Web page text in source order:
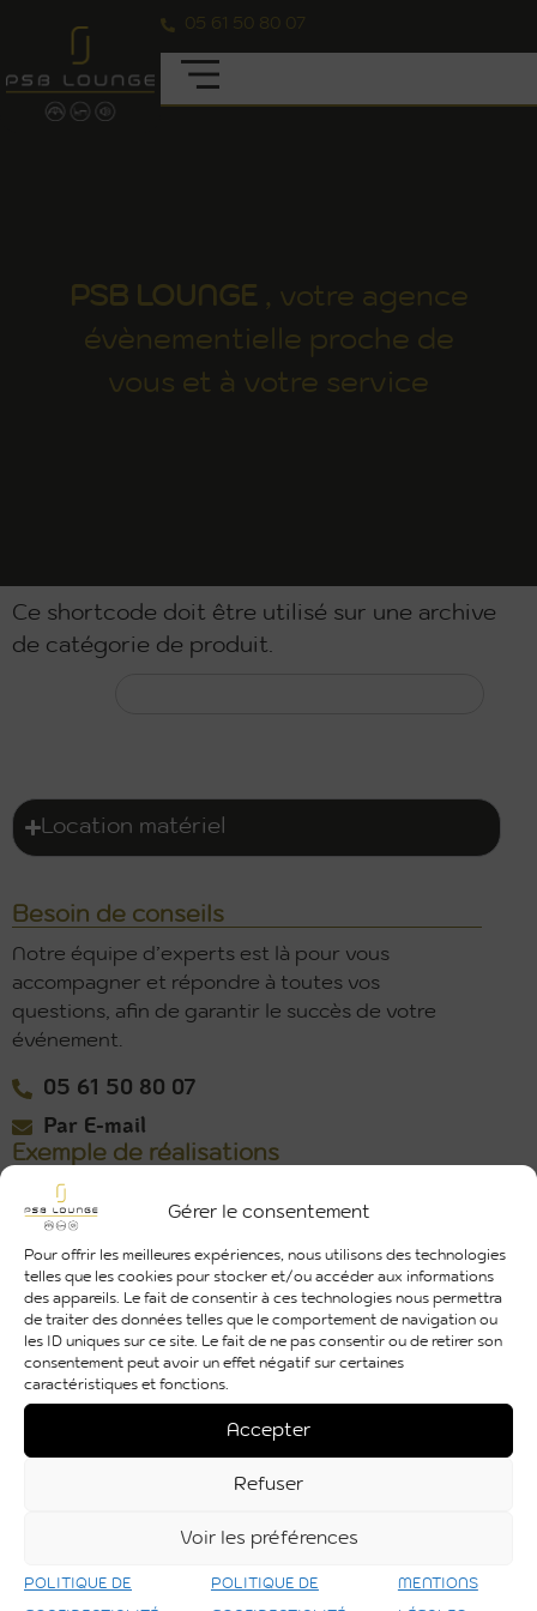
Gérer le consentement
Pour offrir les meilleures expériences, nous utilisons des technologies
telles que les cookies pour stocker et/ou accéder aux informations
des appareils. Le fait de consentir à ces technologies nous permettra
de traiter des données telles que le comportement de navigation ou
les ID uniques sur ce site. Le fait de ne pas consentir ou de retirer son
consentement peut avoir un effet négatif sur certaines
caractéristiques et fonctions.
Accepter
Refuser
Voir les préférences
POLITIQUE DE POLITIQUE DE MENTIONS
05 61 50 80 07
PSB LOUNGE , votre agence
évènementielle proche de
vous et à votre service
Ce shortcode doit être utilisé sur une archive
de catégorie de produit.
Location matériel
Besoin de conseils
Notre équipe d’experts est là pour vous
accompagner et répondre à toutes vos
questions, afin de garantir le succès de votre
événement.
05 61 50 80 07
Par E-mail
Exemple de réalisations